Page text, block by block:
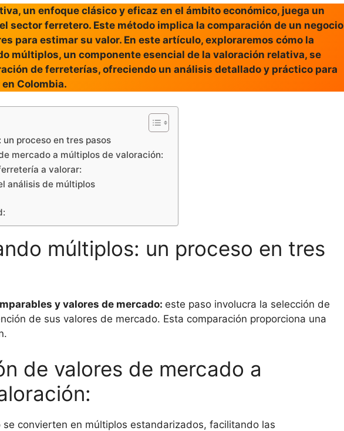
un enfoque clásico y eficaz en el ámbito económico, juega un
sector ferretero. Este método implica la comparación de un negocio
para estimar su valor. En este artículo, exploraremos cómo la
múltiplos, un componente esencial de la valoración relativa, se
de ferreterías, ofreciendo un análisis detallado y práctico para
Colombia.
proceso en tres pasos
mercado a múltiplos de valoración:
a valorar:
análisis de múltiplos
múltiplos: un proceso en tres
y valores de mercado: este paso involucra la selección de
de sus valores de mercado. Esta comparación proporciona una
de valores de mercado a
convierten en múltiplos estandarizados, facilitando las